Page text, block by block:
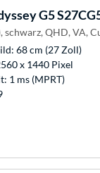
G5
schwarz, QHD, VA,
68 cm (27 Zoll)
x 1440 Pixel
1 ms (MPRT)